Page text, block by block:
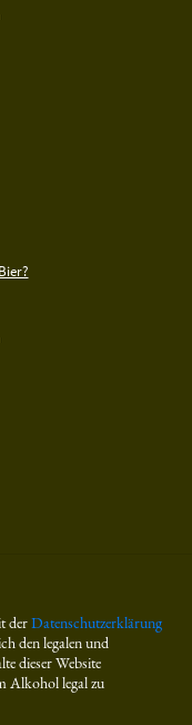
derDatenschutzerklärung
den legalen und
dieser Website
Alkohol legal zu